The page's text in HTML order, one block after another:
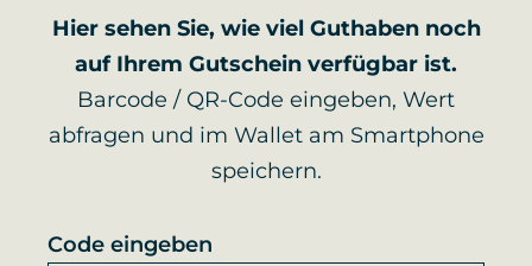
Hier sehen Sie, wie viel Guthaben noch
auf Ihrem Gutschein verfügbar ist.
Barcode / QR-Code eingeben, Wert
abfragen und im Wallet am Smartphone
speichern.
Code eingeben